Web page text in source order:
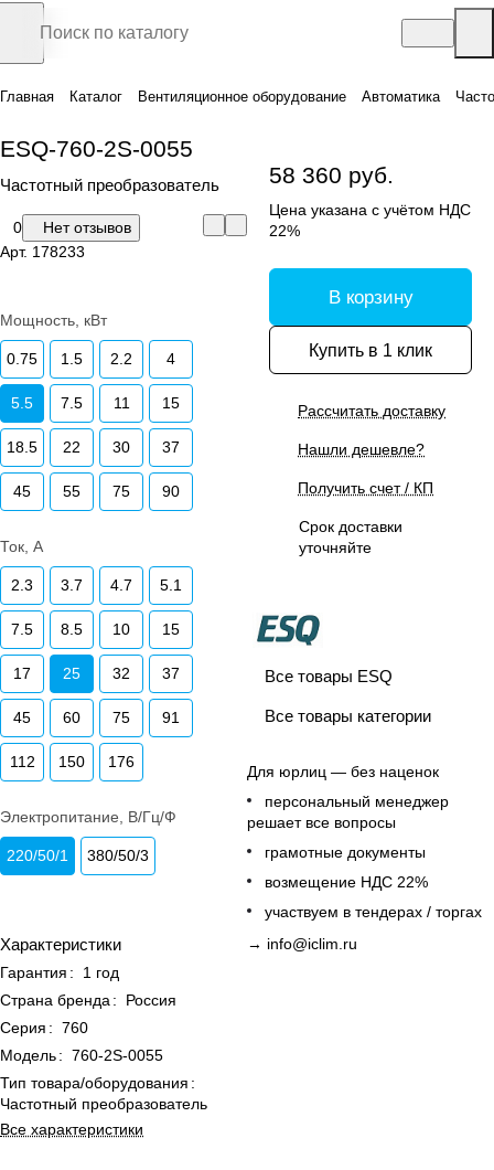
Главная Каталог Вентиляционное оборудование Автоматика
ESQ-760-2S-0055
Частотный преобразователь
0
Нет отзывов
Арт. 178233
Мощность, кВт
0.75 1.5 2.2 4
5.5 7.5 11 15
18.5 22 30 37
45 55 75 90
Ток, А
2.3 3.7 4.7 5.1
7.5 8.5 10 15
17 25 32 37
45 60 75 91
112 150 176
Электропитание, В/Гц/Ф
220/50/1 380/50/3
Характеристики
Гарантия :
1 год
Страна бренда :
Россия
Серия : 760
Модель: 760-2S-0055
Тип товара/оборудования :
Частотный преобразователь
Все характеристики
58 360 руб.
Цена указана с учётом НДС
22%
В корзину
Купить в 1 клик
Рассчитать доставку
Нашли дешевле?
Получить счет / КП
Срок доставки
уточняйте
Все товары ESQ
Все товары категории
Для юрлиц — без наценок
персональный менеджер
решает все вопросы
грамотные документы
возмещение НДС 22%
участвуем в тендерах / торгах
→ info@iclim.ru